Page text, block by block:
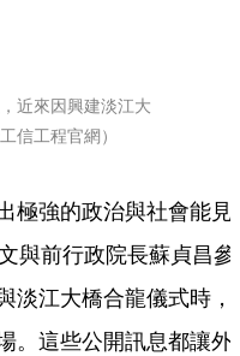
近來因興建淡江大
信工程官網）
極強的政治與社會能見
與前行政院長蘇貞昌參
淡江大橋合龍儀式時，
。這些公開訊息都讓外